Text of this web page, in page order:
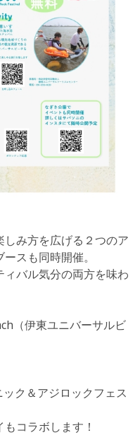
み方を広げる２つのア
スも同時開催。
ィバル気分の両方を味わ
（伊東ユニバーサルビ
ク＆アジロックフェス
コラボします！